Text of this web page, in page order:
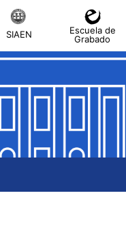
SIAEN
Escuela de
Grabado